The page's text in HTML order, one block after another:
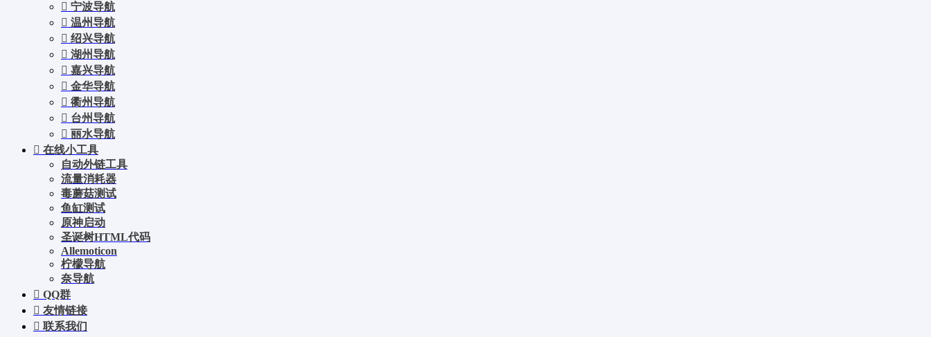
宁波导航
温州导航
绍兴导航
湖州导航
嘉兴导航
金华导航
衢州导航
台州导航
丽水导航
在线小工具
自动外链工具
流量消耗器
毒蘑菇测试
鱼缸测试
原神启动
圣诞树HTML代码
Allemoticon
柠檬导航
奈导航
QQ群
友情链接
联系我们